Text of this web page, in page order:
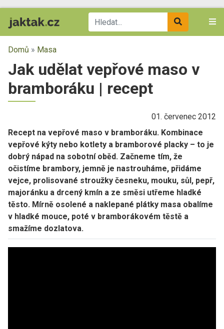
Domů » Masa
Jak udělat vepřové maso v
bramboráku | recept
01. červenec 2012
Recept na vepřové maso v bramboráku. Kombinace
vepřové kýty nebo kotlety a bramborové placky – to je
dobrý nápad na sobotní oběd. Začneme tím, že
očistíme brambory, jemně je nastrouháme, přidáme
vejce, prolisované stroužky česneku, mouku, sůl, pepř,
majoránku a drcený kmín a ze směsi utřeme hladké
těsto. Mírně osolené a naklepané plátky masa obalíme
v hladké mouce, poté v bramborákovém těstě a
smažíme dozlatova.